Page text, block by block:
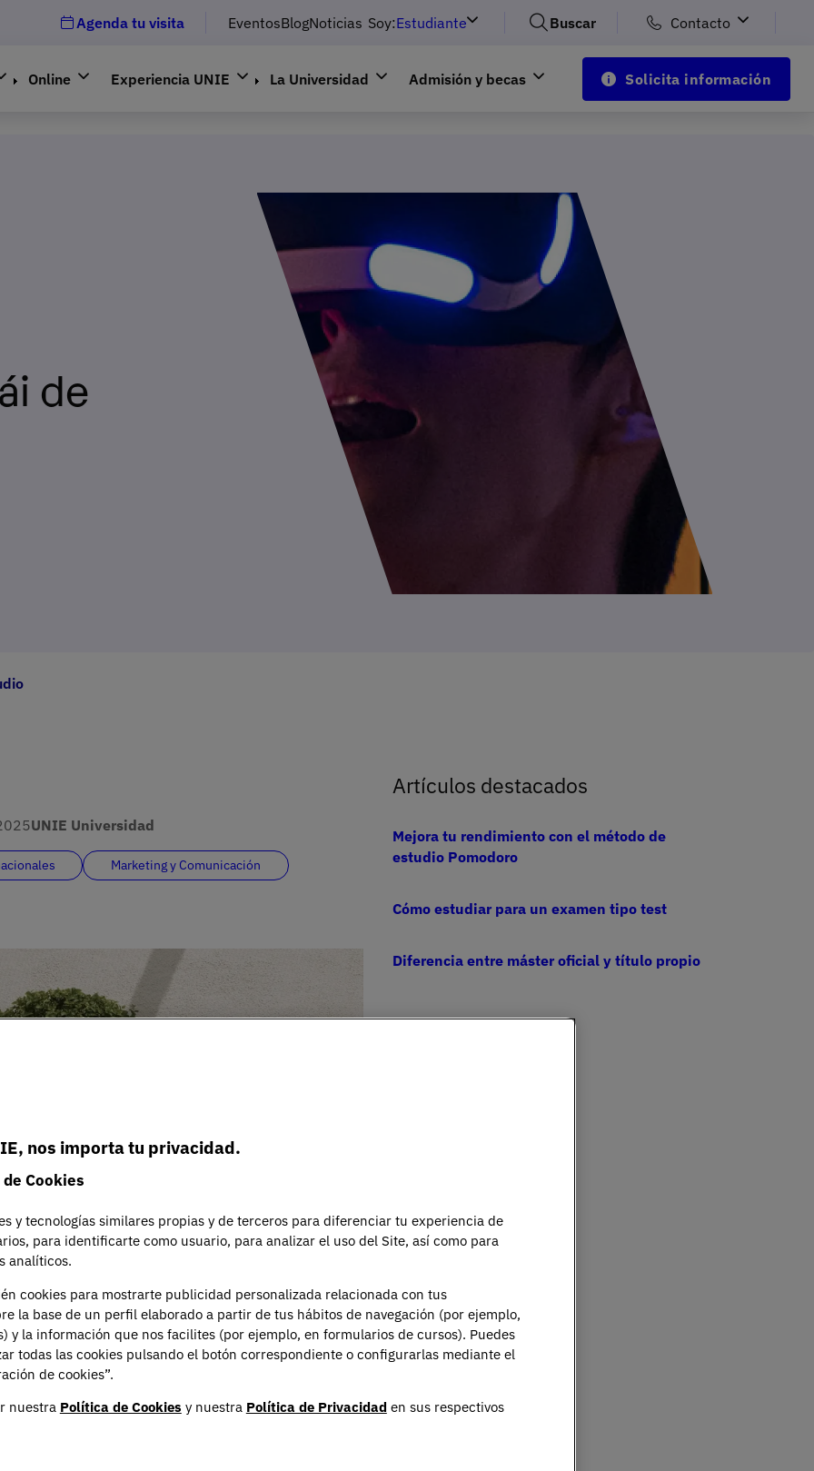
Agenda tu visita EventosBlogNoticias Soy:Estudiante Buscar Contacto
Online Experiencia UNIE La Universidad Admisión y becas Solicita información
de
UNIE Universidad
Marketing y Comunicación
los procesos requieren de paciencia y
de la vida, entre ellas, la académica. Hoy
Artículos destacados
Mejora tu rendimiento con el método de
estudio Pomodoro
Cómo estudiar para un examen tipo test
Diferencia entre máster oficial y título propio
nos importa tu privacidad.
Cookies
y tecnologías similares propias y de terceros para diferenciar tu experiencia de
para identificarte como usuario, para analizar el uso del Site, así como para
analíticos.
cookies para mostrarte publicidad personalizada relacionada con tus
la base de un perfil elaborado a partir de tus hábitos de navegación (por ejemplo,
y la información que nos facilites (por ejemplo, en formularios de cursos). Puedes
todas las cookies pulsando el botón correspondiente o configurarlas mediante el
de cookies”.
nuestra Política de Cookies y nuestra Política de Privacidad en sus respectivos